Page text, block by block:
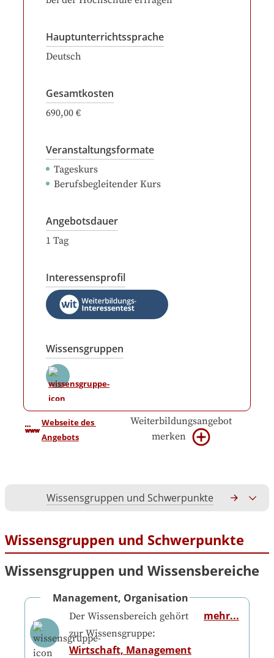
Hauptunterrichtssprache
Deutsch
Gesamtkosten
690,00 €
Veranstaltungsformate
Tageskurs
Berufsbegleitender Kurs
Angebotsdauer
1 Tag
Interessensprofil
Wissensgruppen
Webseite des
Angebots
Weiterbildungsangebot
merken
Wissensgruppen und Schwerpunkte
Wissensgruppen und Schwerpunkte
Wissensgruppen und Wissensbereiche
Management, Organisation
Der Wissensbereich gehört
zur Wissensgruppe:
Wirtschaft, Management
mehr...